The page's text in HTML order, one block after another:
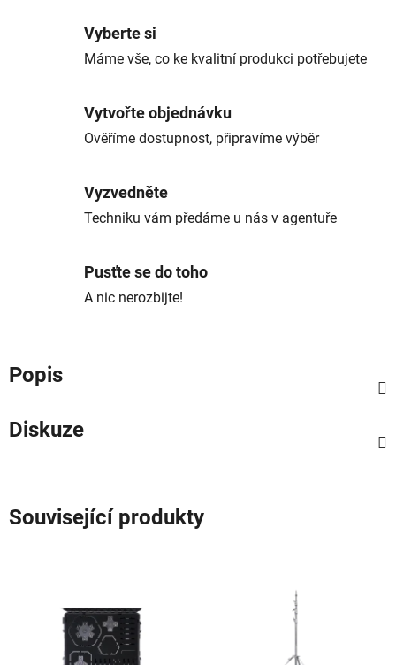
Vyberte si
Máme vše, co ke kvalitní produkci potřebujete
Vytvořte objednávku
Ověříme dostupnost, připravíme výběr
Vyzvedněte
Techniku vám předáme u nás v agentuře
Pusťte se do toho
A nic nerozbijte!
Popis
Diskuze
Související produkty